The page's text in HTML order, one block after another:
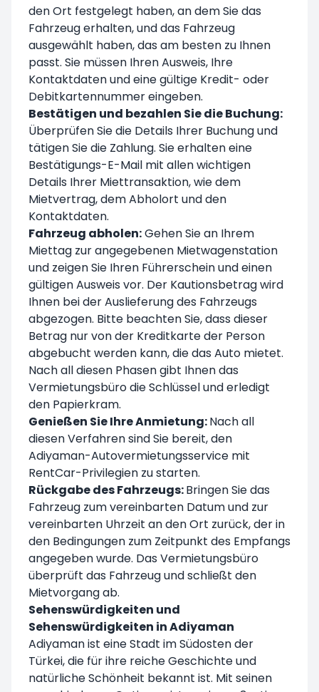
den Ort festgelegt haben, an dem Sie das
Fahrzeug erhalten, und das Fahrzeug
ausgewählt haben, das am besten zu Ihnen
passt. Sie müssen Ihren Ausweis, Ihre
Kontaktdaten und eine gültige Kredit- oder
Debitkartennummer eingeben.
Bestätigen und bezahlen Sie die Buchung:
Überprüfen Sie die Details Ihrer Buchung und
tätigen Sie die Zahlung. Sie erhalten eine
Bestätigungs-E-Mail mit allen wichtigen
Details Ihrer Miettransaktion, wie dem
Mietvertrag, dem Abholort und den
Kontaktdaten.
Fahrzeug abholen:Gehen Sie an Ihrem
Miettag zur angegebenen Mietwagenstation
und zeigen Sie Ihren Führerschein und einen
gültigen Ausweis vor. Der Kautionsbetrag wird
Ihnen bei der Auslieferung des Fahrzeugs
abgezogen. Bitte beachten Sie, dass dieser
Betrag nur von der Kreditkarte der Person
abgebucht werden kann, die das Auto mietet.
Nach all diesen Phasen gibt Ihnen das
Vermietungsbüro die Schlüssel und erledigt
den Papierkram.
Genießen Sie Ihre Anmietung:Nach all
diesen Verfahren sind Sie bereit, den
Adiyaman-Autovermietungsservice mit
RentCar-Privilegien zu starten.
Rückgabe des Fahrzeugs:Bringen Sie das
Fahrzeug zum vereinbarten Datum und zur
vereinbarten Uhrzeit an den Ort zurück, der in
den Bedingungen zum Zeitpunkt des Empfangs
angegeben wurde. Das Vermietungsbüro
überprüft das Fahrzeug und schließt den
Mietvorgang ab.
Sehenswürdigkeiten und
Sehenswürdigkeiten in Adiyaman
Adiyaman ist eine Stadt im Südosten der
Türkei, die für ihre reiche Geschichte und
natürliche Schönheit bekannt ist. Mit seinen